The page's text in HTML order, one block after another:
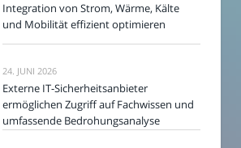
Integration von Strom, Wärme, Kälte
und Mobilität effizient optimieren
24. JUNI 2026
Externe IT-Sicherheitsanbieter
ermöglichen Zugriff auf Fachwissen und
umfassende Bedrohungsanalyse